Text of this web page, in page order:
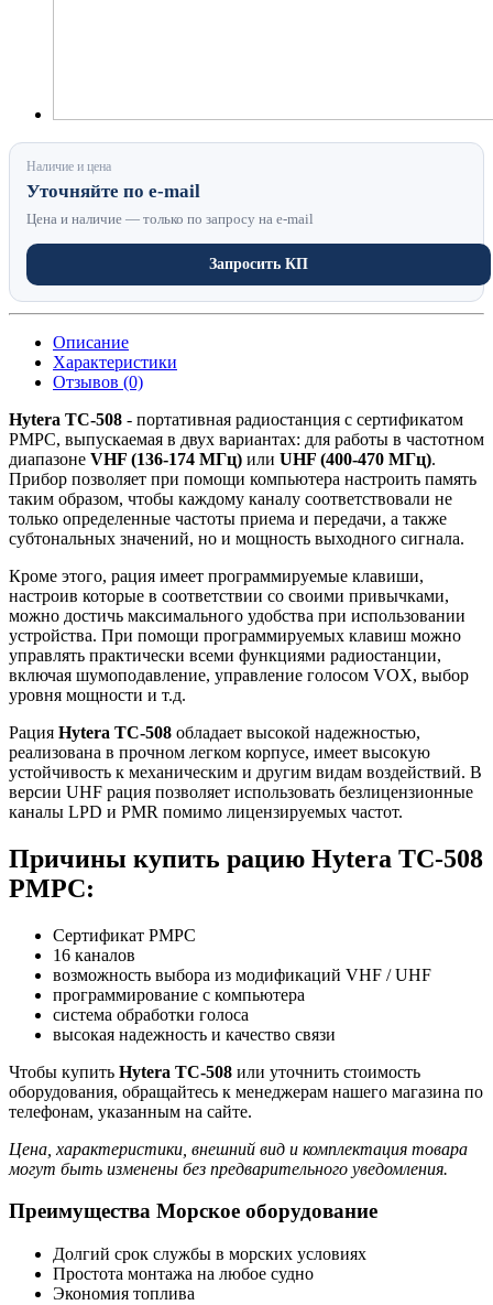
Наличие и цена
Уточняйте по e-mail
Цена и наличие — только по запросу на e-mail
Запросить КП
Описание
Характеристики
Отзывов (0)
Hytera TC-508 - портативная радиостанция с сертификатом
РМРС, выпускаемая в двух вариантах: для работы в частотном
диапазоне VHF (136-174 МГц) или UHF (400-470 МГц).
Прибор позволяет при помощи компьютера настроить память
таким образом, чтобы каждому каналу соответствовали не
только определенные частоты приема и передачи, а также
субтональных значений, но и мощность выходного сигнала.
Кроме этого, рация имеет программируемые клавиши,
настроив которые в соответствии со своими привычками,
можно достичь максимального удобства при использовании
устройства. При помощи программируемых клавиш можно
управлять практически всеми функциями радиостанции,
включая шумоподавление, управление голосом VOX, выбор
уровня мощности и т.д.
Рация Hytera TC-508 обладает высокой надежностью,
реализована в прочном легком корпусе, имеет высокую
устойчивость к механическим и другим видам воздействий. В
версии UHF рация позволяет использовать безлицензионные
каналы LPD и PMR помимо лицензируемых частот.
Причины купить рацию Hytera TC-508
РМРС:
Сертификат РМРС
16 каналов
возможность выбора из модификаций VHF / UHF
программирование с компьютера
система обработки голоса
высокая надежность и качество связи
Чтобы купить Hytera TC-508 или уточнить стоимость
оборудования, обращайтесь к менеджерам нашего магазина по
телефонам, указанным на сайте.
Цена, характеристики, внешний вид и комплектация товара
могут быть изменены без предварительного уведомления.
Преимущества Морское оборудование
Долгий срок службы в морских условиях
Простота монтажа на любое судно
Экономия топлива